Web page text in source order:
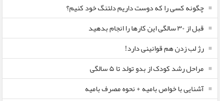
چگونه کسی را که دوست داریم دلتنگ خود کنیم؟
قبل از ۳۰ سالگی این کارها را انجام بدهید
رژ لب زدن هم قوانینی دارد!
مراحل رشد کودک از بدو تولد تا ۵ سالگی
آشنایی با خواص بامیه + نحوه مصرف بامیه